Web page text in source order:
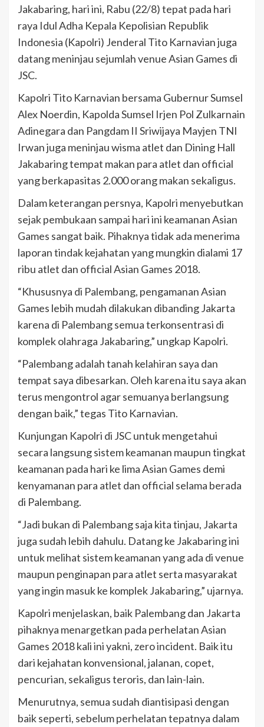
Jakabaring, hari ini, Rabu (22/8) tepat pada hari
raya Idul Adha Kepala Kepolisian Republik
Indonesia (Kapolri) Jenderal Tito Karnavian juga
datang meninjau sejumlah venue Asian Games di
JSC.
Kapolri Tito Karnavian bersama Gubernur Sumsel
Alex Noerdin, Kapolda Sumsel Irjen Pol Zulkarnain
Adinegara dan Pangdam II Sriwijaya Mayjen TNI
Irwan juga meninjau wisma atlet dan Dining Hall
Jakabaring tempat makan para atlet dan official
yang berkapasitas 2.000 orang makan sekaligus.
Dalam keterangan persnya, Kapolri menyebutkan
sejak pembukaan sampai hari ini keamanan Asian
Games sangat baik. Pihaknya tidak ada menerima
laporan tindak kejahatan yang mungkin dialami 17
ribu atlet dan official Asian Games 2018.
“Khususnya di Palembang, pengamanan Asian
Games lebih mudah dilakukan dibanding Jakarta
karena di Palembang semua terkonsentrasi di
komplek olahraga Jakabaring,” ungkap Kapolri.
“Palembang adalah tanah kelahiran saya dan
tempat saya dibesarkan. Oleh karena itu saya akan
terus mengontrol agar semuanya berlangsung
dengan baik,” tegas Tito Karnavian.
Kunjungan Kapolri di JSC untuk mengetahui
secara langsung sistem keamanan maupun tingkat
keamanan pada hari ke lima Asian Games demi
kenyamanan para atlet dan official selama berada
di Palembang.
“Jadi bukan di Palembang saja kita tinjau, Jakarta
juga sudah lebih dahulu. Datang ke Jakabaring ini
untuk melihat sistem keamanan yang ada di venue
maupun penginapan para atlet serta masyarakat
yang ingin masuk ke komplek Jakabaring,” ujarnya.
Kapolri menjelaskan, baik Palembang dan Jakarta
pihaknya menargetkan pada perhelatan Asian
Games 2018 kali ini yakni, zero incident. Baik itu
dari kejahatan konvensional, jalanan, copet,
pencurian, sekaligus teroris, dan lain-lain.
Menurutnya, semua sudah diantisipasi dengan
baik seperti, sebelum perhelatan tepatnya dalam